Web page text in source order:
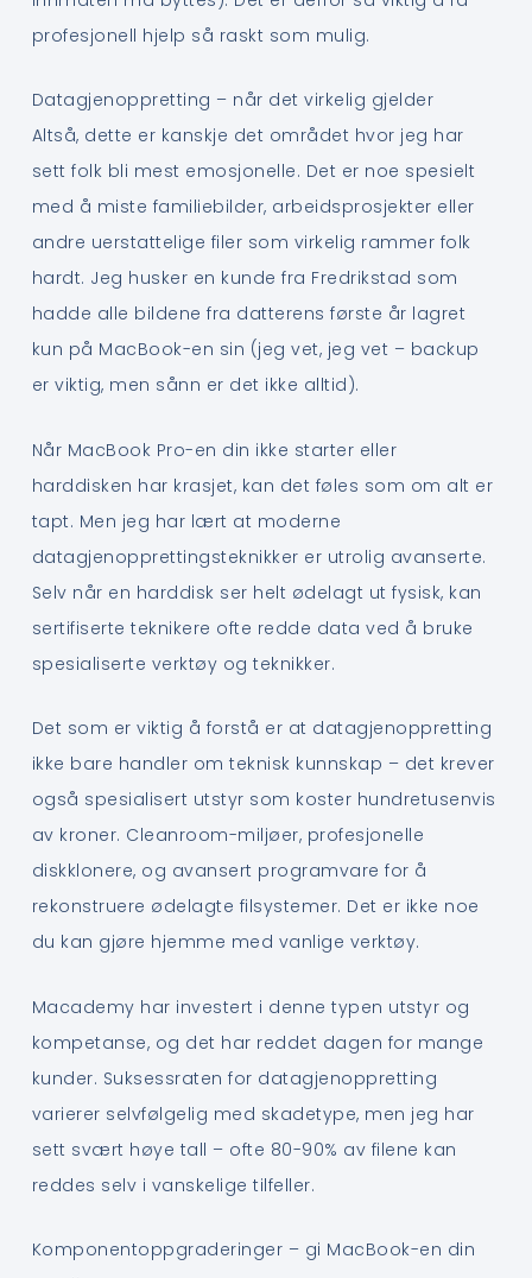
profesjonell hjelp så raskt som mulig.
Datagjenoppretting – når det virkelig gjelder
Altså, dette er kanskje det området hvor jeg har
sett folk bli mest emosjonelle. Det er noe spesielt
med å miste familiebilder, arbeidsprosjekter eller
andre uerstattelige filer som virkelig rammer folk
hardt. Jeg husker en kunde fra Fredrikstad som
hadde alle bildene fra datterens første år lagret
kun på MacBook-en sin (jeg vet, jeg vet – backup
er viktig, men sånn er det ikke alltid).
Når MacBook Pro-en din ikke starter eller
harddisken har krasjet, kan det føles som om alt er
tapt. Men jeg har lært at moderne
datagjenopprettingsteknikker er utrolig avanserte.
Selv når en harddisk ser helt ødelagt ut fysisk, kan
sertifiserte teknikere ofte redde data ved å bruke
spesialiserte verktøy og teknikker.
Det som er viktig å forstå er at datagjenoppretting
ikke bare handler om teknisk kunnskap – det krever
også spesialisert utstyr som koster hundretusenvis
av kroner. Cleanroom-miljøer, profesjonelle
diskklonere, og avansert programvare for å
rekonstruere ødelagte filsystemer. Det er ikke noe
du kan gjøre hjemme med vanlige verktøy.
Macademy har investert i denne typen utstyr og
kompetanse, og det har reddet dagen for mange
kunder. Suksessraten for datagjenoppretting
varierer selvfølgelig med skadetype, men jeg har
sett svært høye tall – ofte 80-90% av filene kan
reddes selv i vanskelige tilfeller.
Komponentoppgraderinger – gi MacBook-en din